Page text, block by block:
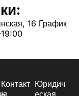
16 График
Контакт Юридич